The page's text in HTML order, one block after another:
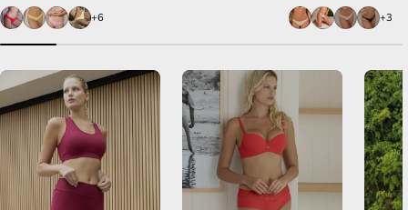
de
venta
habitual
+6
de
venta
habitual
+3